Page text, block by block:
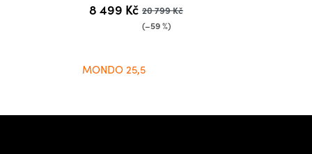
8 499 Kč 20 799 Kč
(–59 %)
MONDO 25,5